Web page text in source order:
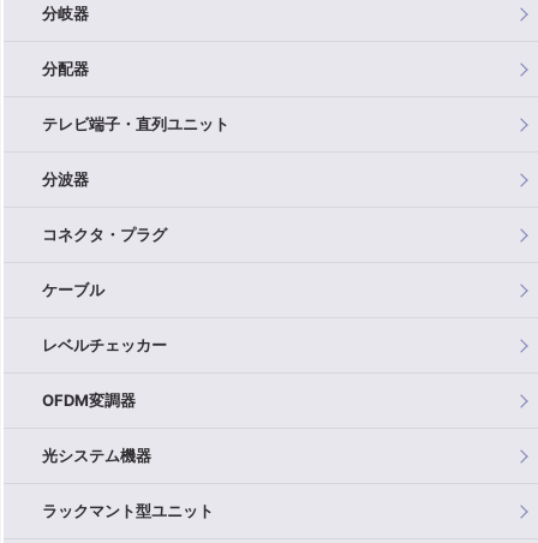
分岐器
分配器
テレビ端子・直列ユニット
分波器
コネクタ・プラグ
ケーブル
レベルチェッカー
OFDM変調器
光システム機器
ラックマント型ユニット